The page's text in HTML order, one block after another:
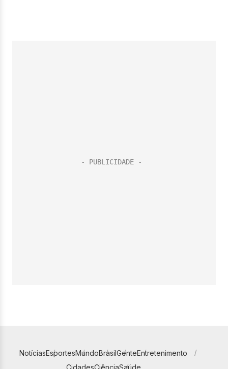
NotíciasEsportesMundoBrasilGenteEntretenimento
CidadesCiênciaSaúde